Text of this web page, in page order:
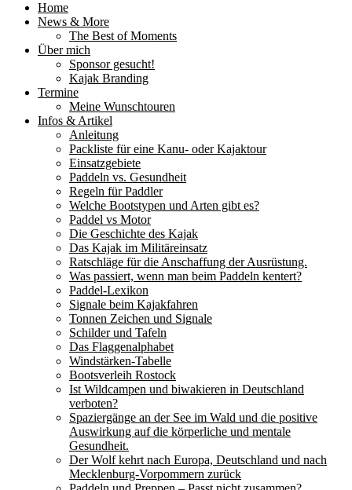
Home
News & More
The Best of Moments
Über mich
Sponsor gesucht!
Kajak Branding
Termine
Meine Wunschtouren
Infos & Artikel
Anleitung
Packliste für eine Kanu- oder Kajaktour
Einsatzgebiete
Paddeln vs. Gesundheit
Regeln für Paddler
Welche Bootstypen und Arten gibt es?
Paddel vs Motor
Die Geschichte des Kajak
Das Kajak im Militäreinsatz
Ratschläge für die Anschaffung der Ausrüstung.
Was passiert, wenn man beim Paddeln kentert?
Paddel-Lexikon
Signale beim Kajakfahren
Tonnen Zeichen und Signale
Schilder und Tafeln
Das Flaggenalphabet
Windstärken-Tabelle
Bootsverleih Rostock
Ist Wildcampen und biwakieren in Deutschland
verboten?
Spaziergänge an der See im Wald und die positive
Auswirkung auf die körperliche und mentale
Gesundheit.
Der Wolf kehrt nach Europa, Deutschland und nach
Mecklenburg-Vorpommern zurück